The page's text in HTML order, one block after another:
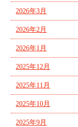
2026年3月
2026年2月
2026年1月
2025年12月
2025年11月
2025年10月
2025年9月